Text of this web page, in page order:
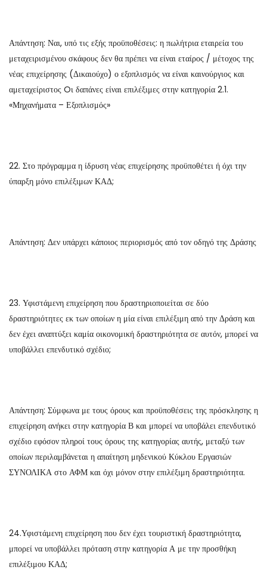
Απάντηση: Ναι, υπό τις εξής προϋποθέσεις: η πωλήτρια εταιρεία του
μεταχειρισμένου σκάφους δεν θα πρέπει να είναι εταίρος / μέτοχος της
νέας επιχείρησης (Δικαιούχο) ο εξοπλισμός να είναι καινούργιος και
αμεταχείριστος Oι δαπάνες είναι επιλέξιμες στην κατηγορία 2.1.
«Μηχανήματα – Εξοπλισμός»
22. Στο πρόγραμμα η ίδρυση νέας επιχείρησης προϋποθέτει ή όχι την
ύπαρξη μόνο επιλέξιμων ΚΑΔ;
Απάντηση: Δεν υπάρχει κάποιος περιορισμός από τον οδηγό της Δράσης
23. Υφιστάμενη επιχείρηση που δραστηριοποιείται σε δύο
δραστηριότητες εκ των οποίων η μία είναι επιλέξιμη από την Δράση και
δεν έχει αναπτύξει καμία οικονομική δραστηριότητα σε αυτόν, μπορεί να
υποβάλλει επενδυτικό σχέδιο;
Απάντηση: Σύμφωνα με τους όρους και προϋποθέσεις της πρόσκλησης η
επιχείρηση ανήκει στην κατηγορία Β και μπορεί να υποβάλει επενδυτικό
σχέδιο εφόσον πληροί τους όρους της κατηγορίας αυτής, μεταξύ των
οποίων περιλαμβάνεται η απαίτηση μηδενικού Κύκλου Εργασιών
ΣΥΝΟΛΙΚΑ στο ΑΦΜ και όχι μόνον στην επιλέξιμη δραστηριότητα.
24.Υφιστάμενη επιχείρηση που δεν έχει τουριστική δραστηριότητα,
μπορεί να υποβάλλει πρόταση στην κατηγορία Α με την προσθήκη
επιλέξιμου ΚΑΔ;